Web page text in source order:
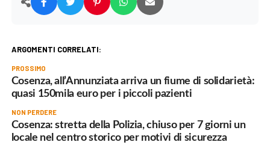
ARGOMENTI CORRELATI:
PROSSIMO
Cosenza, all’Annunziata arriva un fiume di solidarietà:
quasi 150mila euro per i piccoli pazienti
NON PERDERE
Cosenza: stretta della Polizia, chiuso per 7 giorni un
locale nel centro storico per motivi di sicurezza